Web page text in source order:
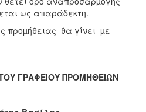
ως απαράδεκτη.
θα γίνει µε
ΓΡΑΦΕΙΟΥ ΠΡΟΜΗΘΕΙΩΝ